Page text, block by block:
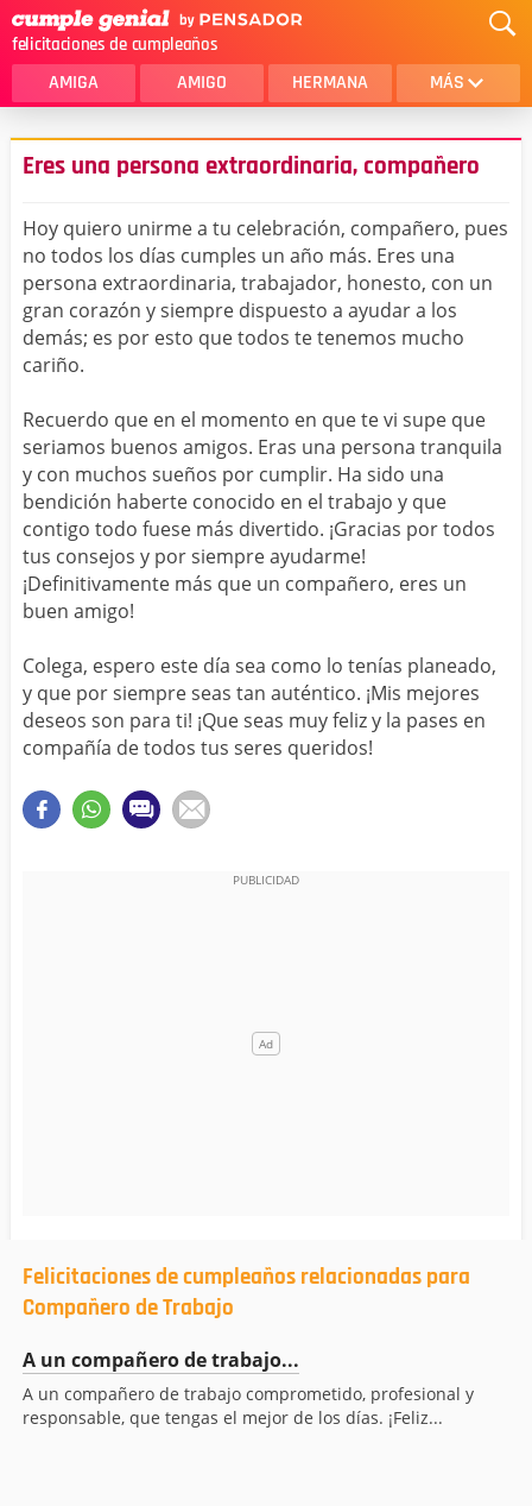
felicitaciones de cumpleaños
AMIGA AMIGO HERMANA MÁS
MAMA
AMOR
SOBRINA
HIJA
HERMANO
HIJO
NOVIA
ESPOSO
TIA
CUÑADA
ALGUIEN ESPECIAL
PRIMO
TODAS LAS CATEGORÍAS
Eres una persona extraordinaria, compañero
Hoy quiero unirme a tu celebración, compañero, pues
no todos los días cumples un año más. Eres una
persona extraordinaria, trabajador, honesto, con un
gran corazón y siempre dispuesto a ayudar a los
demás; es por esto que todos te tenemos mucho
cariño.
Recuerdo que en el momento en que te vi supe que
seriamos buenos amigos. Eras una persona tranquila
y con muchos sueños por cumplir. Ha sido una
bendición haberte conocido en el trabajo y que
contigo todo fuese más divertido. ¡Gracias por todos
tus consejos y por siempre ayudarme!
¡Definitivamente más que un compañero, eres un
buen amigo!
Colega, espero este día sea como lo tenías planeado,
y que por siempre seas tan auténtico. ¡Mis mejores
deseos son para ti! ¡Que seas muy feliz y la pases en
compañía de todos tus seres queridos!
Felicitaciones de cumpleaños relacionadas para
Compañero de Trabajo
A un compañero de trabajo...
A un compañero de trabajo comprometido, profesional y
responsable, que tengas el mejor de los días. ¡Feliz...